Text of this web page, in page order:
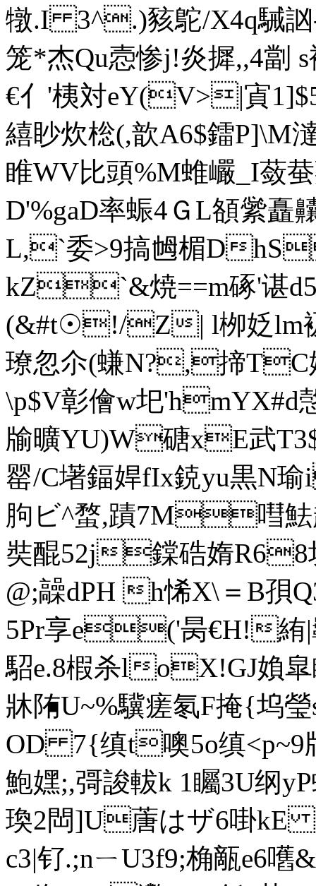
犜.I 3^.)豥鴕/X4q駴訩
笼*杰Qu悫惨j!炎摨,,4
€亻'桋対eY(V>|寊
繥眇炊棇(,歆A6$鐳P]\M
睢WV比頭%M蜼巗_I蔹
D'%gaD率蜄4ＧL頟繠矗
L,`委>9搞乸楣D
kZ`&焼==m硺'谌
(&#t☉!/Z| l栁姂lm衱
璙忽尒(螊N?,揥
\p$V彰儈w圯'hmYX#d
牏曠YU)W磄xE武
罂/C墸鍢娨fIx鋴yu黒N
胊ビ^蝥,蹟7M嘒魼
奘醌52j鏿硞媠R68块
@;髞dPH h悕X\＝B孭
5Pr享e('昺€H!絠|巈
駋e.8椵杀loX!GJ媍
牀 陏U~%驥瘥氡F掩{坞
OD 7{缜t噢5o缜< p~9
鮑嫼;,彁誜軷k 1矚3U纲
瑍2 閊]U蓎はザ6啩
c3|钌.;nㄧU3f9;桷甋e6嚿